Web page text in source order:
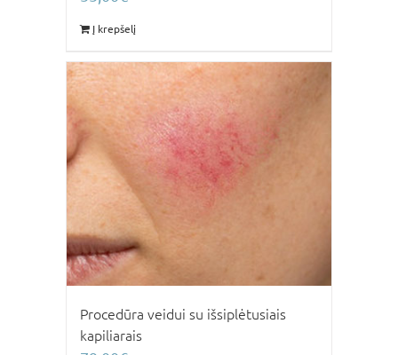
Į krepšelį
Procedūra veidui su išsiplėtusiais
kapiliarais